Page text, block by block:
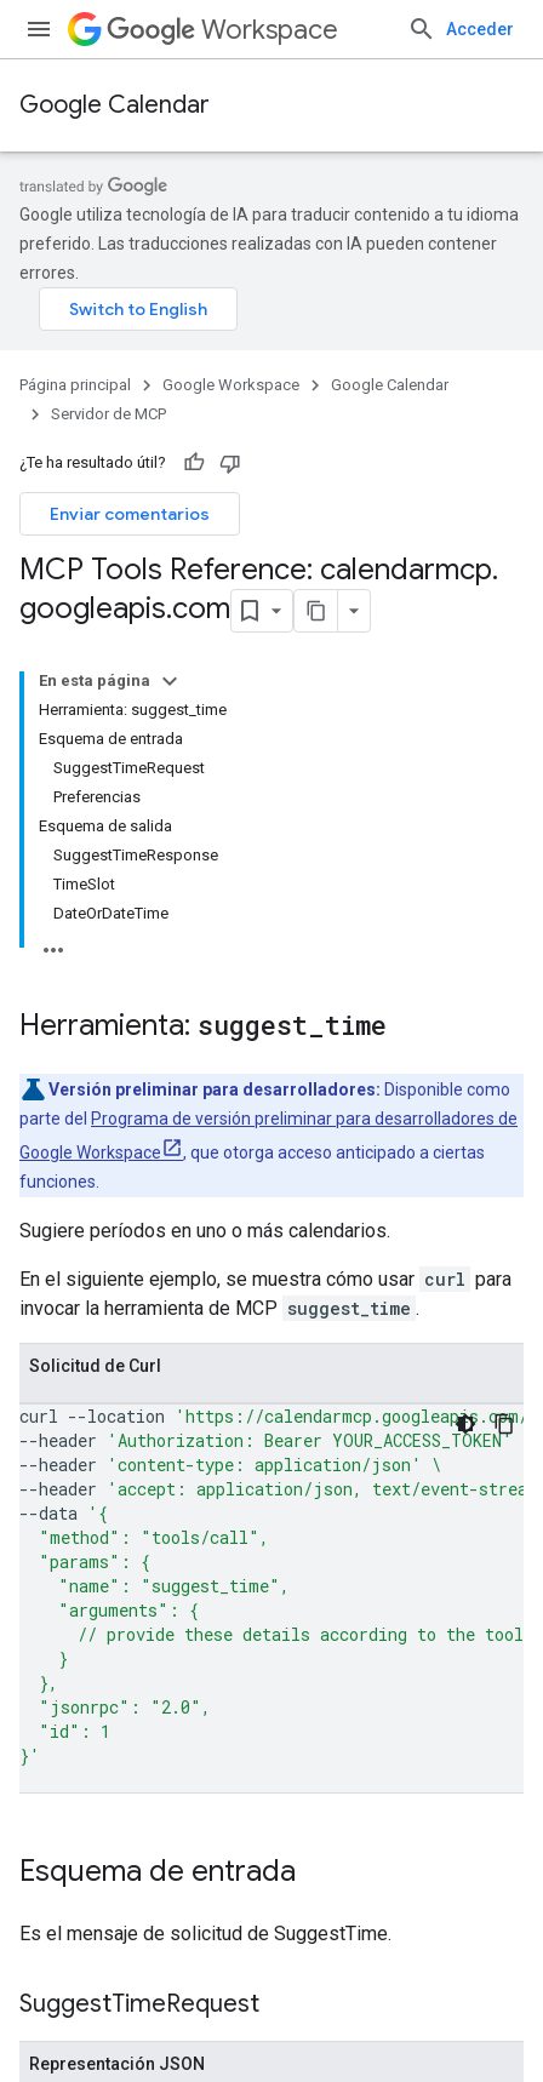
Workspace Acceder
Google Calendar
Google utiliza tecnología de IA para traducir contenido a tu idioma
preferido. Las traducciones realizadas con IA pueden contener
errores.
Página principal Google Workspace
Google Calendar
Servidor de MCP
¿Te ha resultado útil?
Enviar comentarios
MCP Tools Reference: calendarmcp.
googleapis.com
En esta página
Herramienta: suggest_time
Esquema de entrada
SuggestTimeRequest
Preferencias
Esquema de salida
SuggestTimeResponse
TimeSlot
DateOrDateTime
Herramienta: suggest time
Versión preliminar para desarrolladores: Disponible como
parte del Programa de versión preliminar para desarrolladores de
Google Workspace
, que otorga acceso anticipado a ciertas
funciones.
Sugiere períodos en uno o más calendarios.
En el siguiente ejemplo, se muestra cómo usar curl para
invocar la herramienta de MCP suggest_time .
Solicitud de Curl
curl --location
'https://calendarmcp.googleapis.com/
--header
'Authorization: Bearer YOUR_ACCESS_TOKEN'
--header
'content-type: application/json'
\
--header
'accept: application/json, text/event-
--data '{
  "method": "tools/call",
  "params": {
    "name": "suggest_time",
    "arguments": {
// provide these details according to the tool
    }
  },
  "jsonrpc": "2.0",
  "id": 1
}'
Esquema de entrada
Es el mensaje de solicitud de SuggestTime.
SuggestTimeRequest
Representación JSON